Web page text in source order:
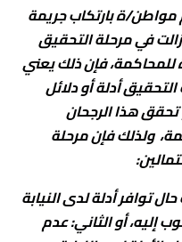
ة بارتكاب جريمة
في مرحلة التحقيق
للمحاكمة، فإن ذلك يعني
أدلة أو دلائل
تحقق هذا الرجحان
ولذلك فإن مرحلة
توافر أدلة لدى النيابة
إليه، أو الثاني: عدم